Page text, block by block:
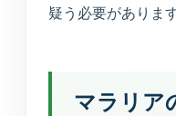
疑う必要があります
マラリア